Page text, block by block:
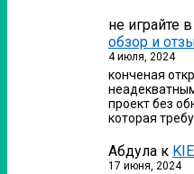
не играйте
обзор и
4 июля, 2024
конченая
проект без
которая
Абдула к
17 июня, 2024